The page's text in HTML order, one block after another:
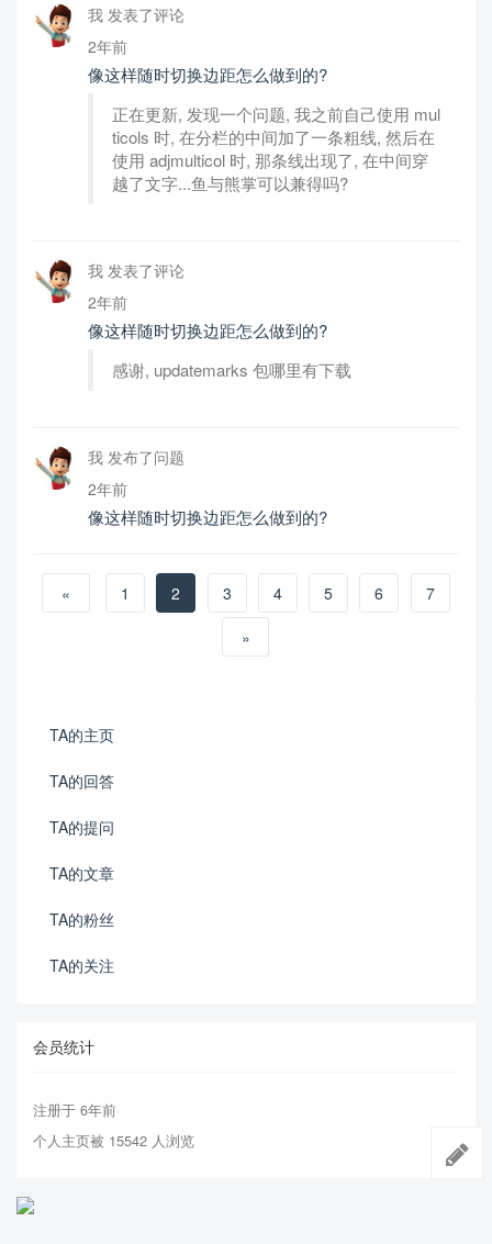
我 发表了评论
2年前
像这样随时切换边距怎么做到的?
正在更新, 发现一个问题, 我之前自己使用 mul
ticols 时, 在分栏的中间加了一条粗线, 然后在
使用 adjmulticol 时, 那条线出现了, 在中间穿
越了文字...鱼与熊掌可以兼得吗?
我 发表了评论
2年前
像这样随时切换边距怎么做到的?
感谢, updatemarks 包哪里有下载
我 发布了问题
2年前
像这样随时切换边距怎么做到的?
« 1 2 3 4 5 6
7
»
TA的主页
TA的回答
TA的提问
TA的文章
TA的粉丝
TA的关注
会员统计
注册于 6年前
个人主页被 15542 人浏览